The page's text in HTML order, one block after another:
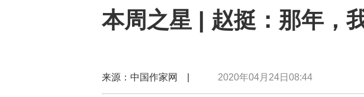
本周之星 | 赵挺：那年，
来源：中国作家网 | 2020年04月24日08:44